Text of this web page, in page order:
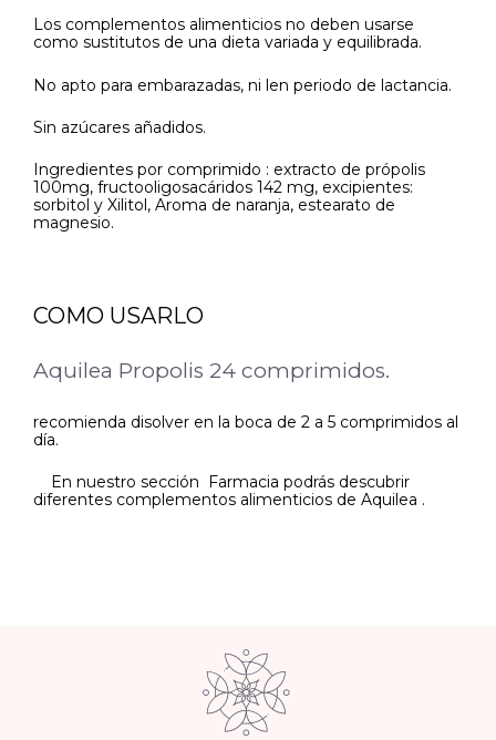
Los complementos alimenticios no deben usarse
como sustitutos de una dieta variada y equilibrada.
No apto para embarazadas, ni len periodo de lactancia.
Sin azúcares añadidos.
Ingredientes por comprimido : extracto de própolis
100mg, fructooligosacáridos 142 mg, excipientes:
sorbitol y Xilitol, Aroma de naranja, estearato de
magnesio.
COMO USARLO
Aquilea Propolis 24 comprimidos.
recomienda disolver en la boca de 2 a 5 comprimidos al
día.
En nuestro sección Farmacia podrás descubrir
diferentes complementos alimenticios de Aquilea .